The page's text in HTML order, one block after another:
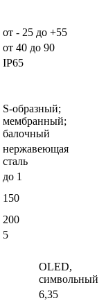
от - 25 до +55
от 40 до 90
IP65
S-образный;
мембранный;
балочный
нержавеющая
сталь
до 1
150
200
5
OLED,
символьный
6,35